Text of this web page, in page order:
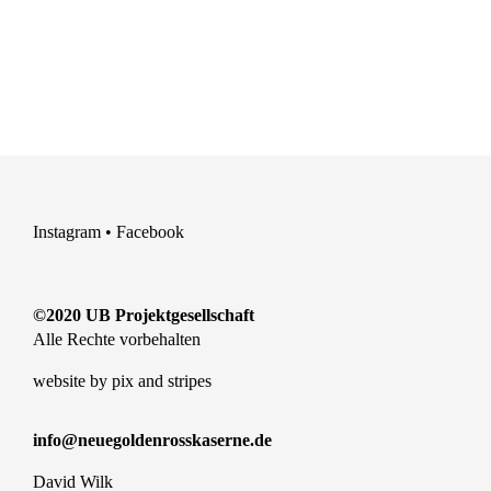
Instagram • Facebook
©2020 UB Projektgesellschaft
Alle Rechte vorbehalten
website by pix and stripes
info@neuegoldenrosskaserne.de
David Wilk